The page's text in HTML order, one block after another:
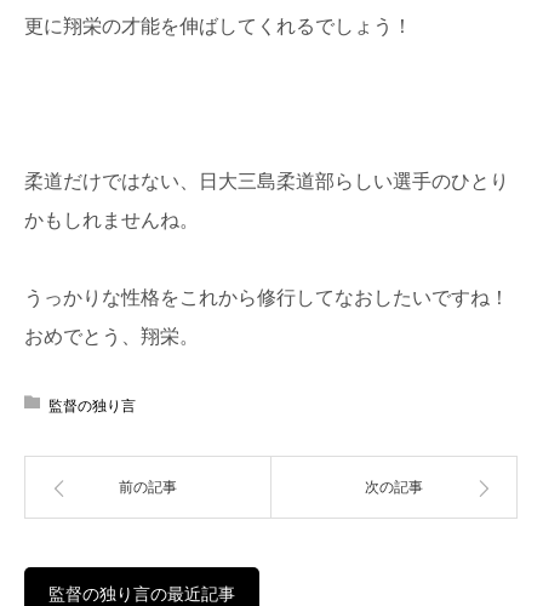
更に翔栄の才能を伸ばしてくれるでしょう！
柔道だけではない、日大三島柔道部らしい選手のひとり
かもしれませんね。
うっかりな性格をこれから修行してなおしたいですね！
おめでとう、翔栄。
監督の独り言
前の記事 次の記事
監督の独り言の最近記事